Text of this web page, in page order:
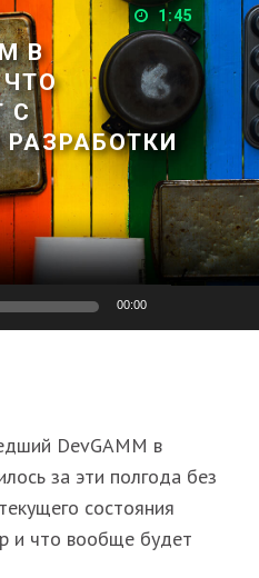
1:45
В
С
Аудиоплеер 00:00
DevGAMM в
за эти полгода без
состояния
и что вообще будет